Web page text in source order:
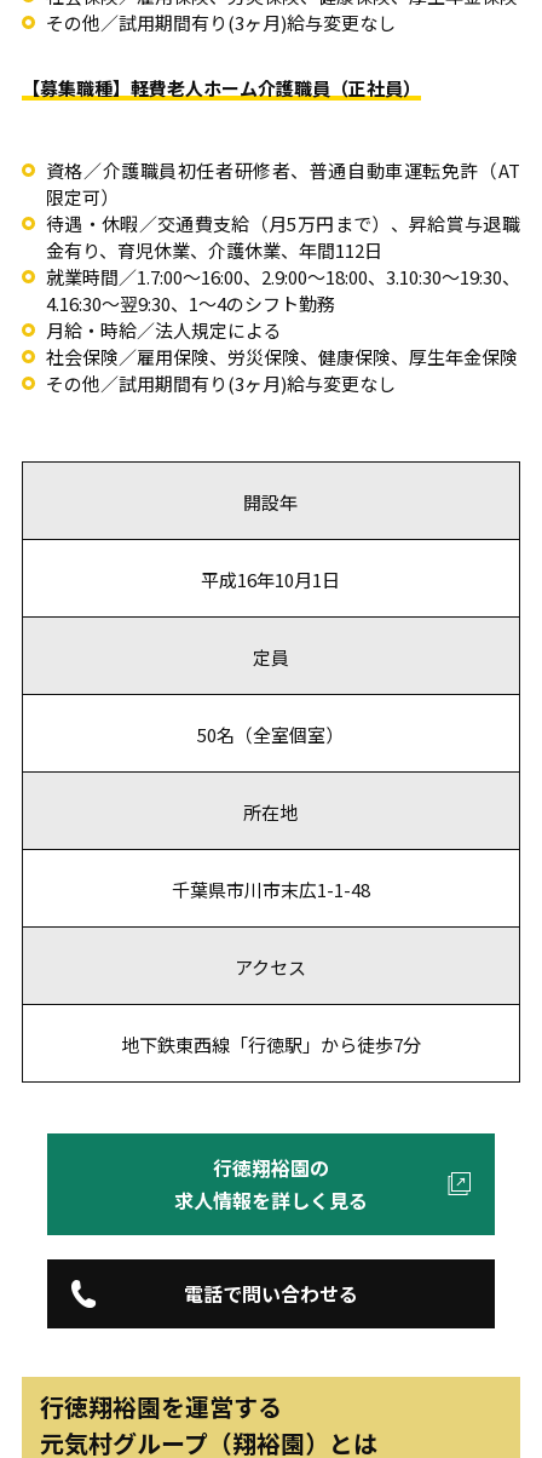
その他／試用期間有り(3ヶ月)給与変更なし
【募集職種】軽費老人ホーム介護職員（正社員）
資格／介護職員初任者研修者、普通自動車運転免許（AT
限定可）
待遇・休暇／交通費支給（月5万円まで）、昇給賞与退職
金有り、育児休業、介護休業、年間112日
就業時間／1.7:00～16:00、2.9:00～18:00、3.10:30～19:30、
4.16:30～翌9:30、1～4のシフト勤務
月給・時給／法人規定による
社会保険／雇用保険、労災保険、健康保険、厚生年金保険
その他／試用期間有り(3ヶ月)給与変更なし
開設年
平成16年10月1日
定員
50名（全室個室）
所在地
千葉県市川市末広1-1-48
アクセス
地下鉄東西線「行徳駅」から徒歩7分
行徳翔裕園の
求人情報を詳しく見る
電話で問い合わせる
行徳翔裕園を運営する
元気村グループ（翔裕園）とは